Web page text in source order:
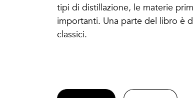
tipi di distillazione, le materie
importanti. Una parte del libro è
classici.